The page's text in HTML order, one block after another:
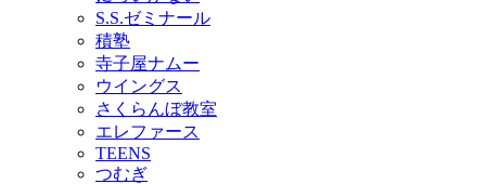
S.S.ゼミナール
積塾
寺子屋ナムー
ウイングス
さくらんぼ教室
エレファース
TEENS
つむぎ